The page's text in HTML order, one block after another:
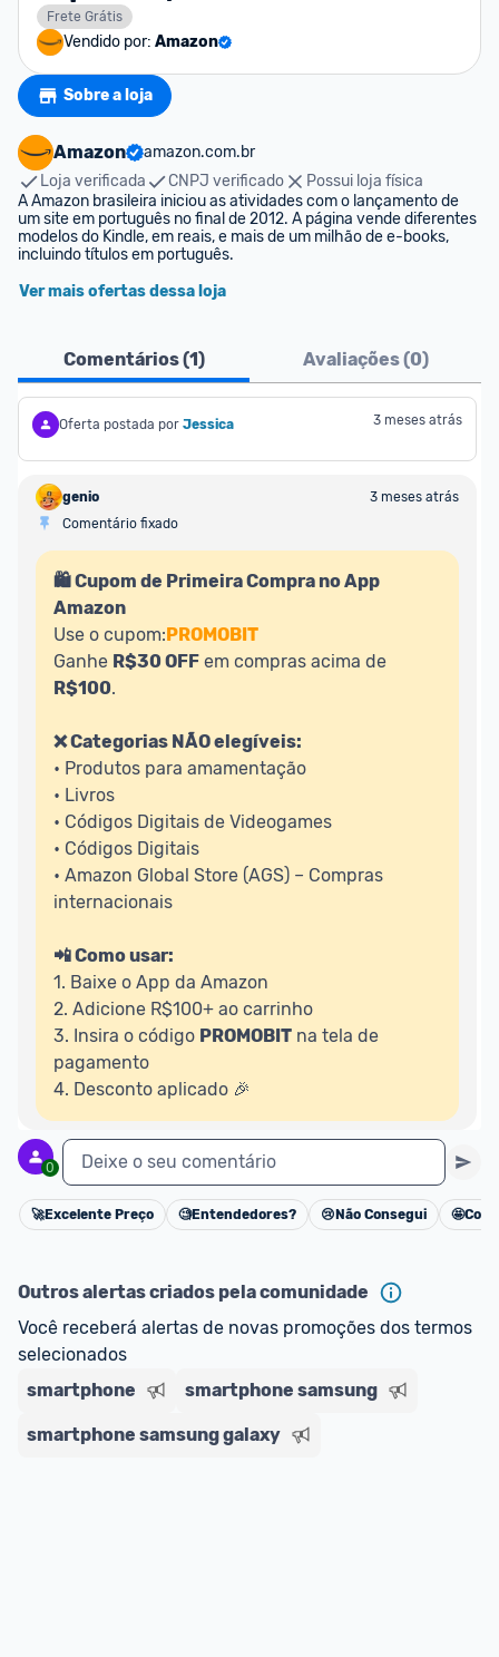
Frete Grátis
Vendido por: Amazon
Sobre a loja
Amazon
amazon.com.br
Loja verificada
CNPJ verificado
Possui loja física
A Amazon brasileira iniciou as atividades com o lançamento de
um site em português no final de 2012. A página vende diferentes
modelos do Kindle, em reais, e mais de um milhão de e-books,
incluindo títulos em português.
Ver mais ofertas dessa loja
Comentários (1) Avaliações (0)
Oferta postada por Jessica 3 meses atrás
genio
3 meses atrás
Comentário fixado
🛍️ Cupom de Primeira Compra no App
Amazon
Use o cupom:PROMOBIT
Ganhe R$30 OFF
R$100.
❌ Categorias NÃO elegíveis:
• Produtos para amamentação
• Livros
• Códigos Digitais de Videogames
• Códigos Digitais
• Amazon Global Store (AGS) – Compras
internacionais
📲 Como usar:
1. Baixe o App da Amazon
2. Adicione R$100+ ao carrinho
3. Insira o código PROMOBIT na tela de
pagamento
4. Desconto aplicado 🎉
0 Deixe o seu comentário
Cancelar
🚀Excelente Preço 🧐Entendedores? 😢 Não Consegui 🤩
Outros alertas criados pela comunidade
Você receberá alertas de novas promoções dos termos
selecionados
smartphone
smartphone samsung
smartphone samsung galaxy